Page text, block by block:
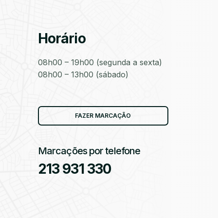
Horário
08h00 – 19h00 (segunda a sexta)
08h00 – 13h00 (sábado)
FAZER MARCAÇÃO
Marcações por telefone
213 931 330